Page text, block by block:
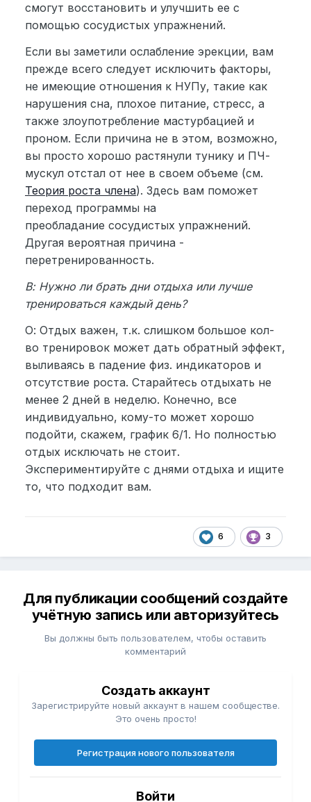
смогут восстановить и улучшить ее с
помощью сосудистых упражнений.
Если вы заметили ослабление эрекции, вам
прежде всего следует исключить факторы,
не имеющие отношения к НУПу, такие как
нарушения сна, плохое питание, стресс, а
также злоупотребление мастурбацией и
проном. Если причина не в этом, возможно,
вы просто хорошо растянули тунику и ПЧ-
мускул отстал от нее в своем объеме (см.
Теория роста члена). Здесь вам поможет
переход программы на
преобладание сосудистых упражнений.
Другая вероятная причина -
перетренированность.
В: Нужно ли брать дни отдыха или лучше
тренироваться каждый день?
О: Отдых важен, т.к. слишком большое кол-
во тренировок может дать обратный эффект,
выливаясь в падение физ. индикаторов и
отсутствие роста. Старайтесь отдыхать не
менее 2 дней в неделю. Конечно, все
индивидуально, кому-то может хорошо
подойти, скажем, график 6/1. Но полностью
отдых исключать не стоит.
Экспериментируйте с днями отдыха и ищите
то, что подходит вам.
6 3
Для публикации сообщений создайте
учётную запись или авторизуйтесь
Вы должны быть пользователем, чтобы оставить
комментарий
Создать аккаунт
Зарегистрируйте новый аккаунт в нашем сообществе.
Это очень просто!
Регистрация нового пользователя
Войти